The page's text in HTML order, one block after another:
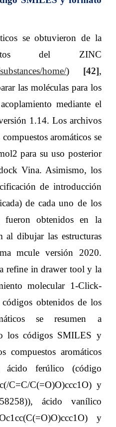
se obtuvieron de la
del ZINC
home/) [42],
las moléculas para los
mediante el
1.14. Los archivos
aromáticos se
para su uso posterior
Vina. Asimismo, los
de introducción
de cada uno de los
fueron obtenidos en la
al dibujar las estructuras
mcule versión 2020.
refine in drawer tool y la
molecular 1-Click-
obtenidos de los
se resumen a
los códigos SMILES y
compuestos aromáticos
ácido ferúlico (código
C=C/C(=O)O)ccc1O) y
ácido vanílico
y